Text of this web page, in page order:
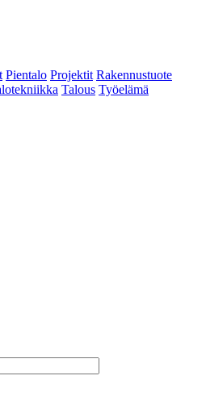
Pientalo Projektit Rakennustuote
Talous Työelämä